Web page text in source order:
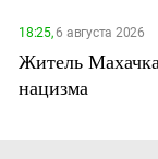
18:25,6 августа 2026
Житель
нацизма